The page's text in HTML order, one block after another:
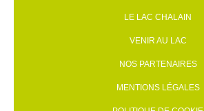
LE LAC CHALAIN
VENIR AU LAC
NOS PARTENAIRES
MENTIONS LÉGALES